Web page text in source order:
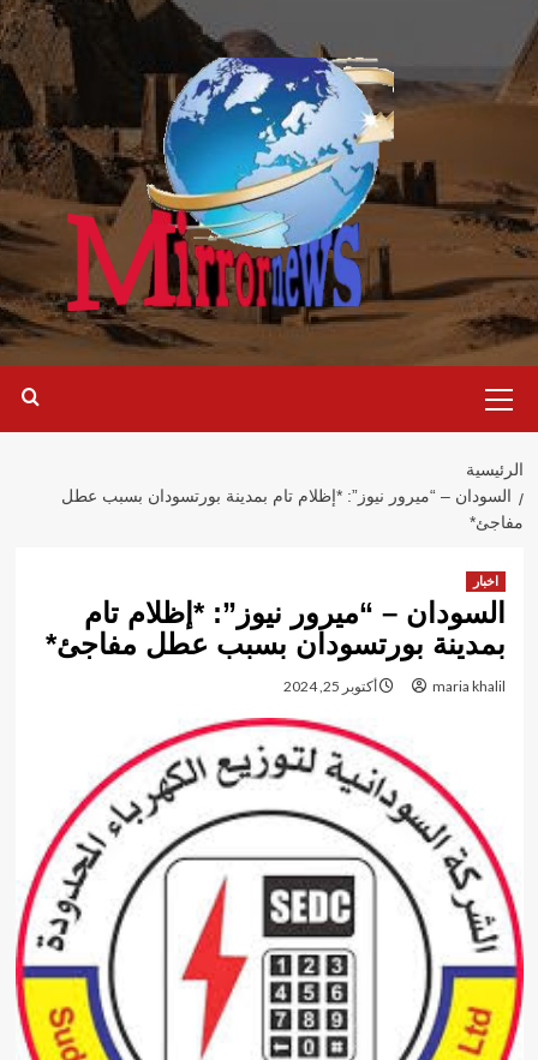
تخطي
إلى
المحتوى
الرئيسية
الرئيسية
السودان – “ميرور نيوز”: *إظلام تام بمدينة بورتسودان بسبب عطل
مفاجئ*
اخبار
السودان – “ميرور نيوز”: *إظلام تام
بمدينة بورتسودان بسبب عطل مفاجئ*
maria khalil أكتوبر 25, 2024